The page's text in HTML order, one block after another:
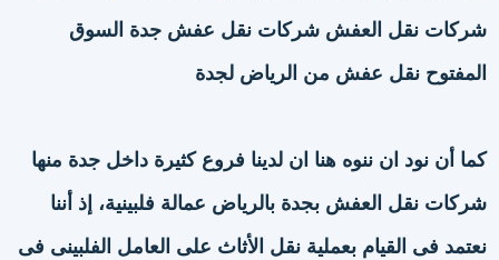
شركات نقل العفش شركات نقل عفش جدة السوق
المفتوح نقل عفش من الرياض لجدة
كما أن نود ان ننوه هنا ان لدينا فروع كثيرة داخل جدة منها
شركات نقل العفش بجدة بالرياض عمالة فلبينية، إذ أننا
نعتمد فى القيام بعملية نقل الأثاث على العامل الفلبينى فى